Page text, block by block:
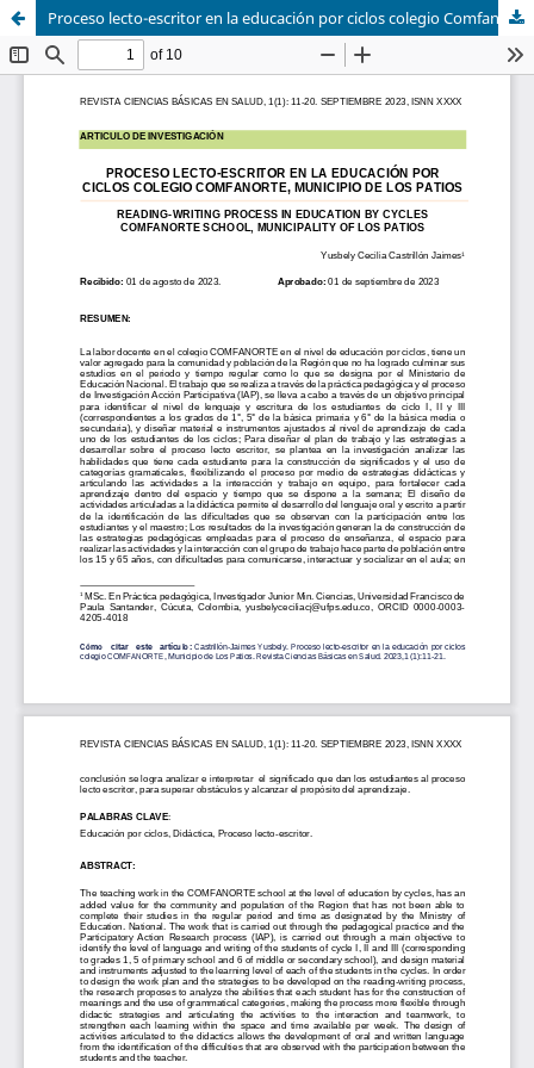
Proceso lecto-escritor en la educación por ciclos colegio Comfanorte, municipio de Los Patios